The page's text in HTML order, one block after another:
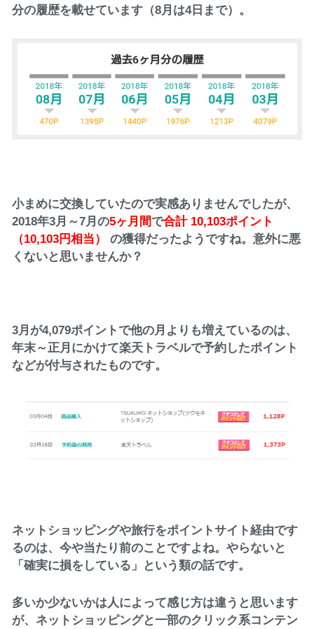
分の履歴を載せています（8月は4日まで）。
小まめに交換していたので実感ありませんでしたが、
2018年3月～7月の5ヶ月間で合計 10,103ポイント
（10,103円相当）
の獲得だったようですね。意外に悪
くないと思いませんか？
3月が4,079ポイントで他の月よりも増えているのは、
年末～正月にかけて楽天トラベルで予約したポイント
などが付与されたものです。
ネットショッピングや旅行をポイントサイト経由です
るのは、今や当たり前のことですよね。やらないと
「確実に損をしている」という類の話です。
多いか少ないかは人によって感じ方は違うと思います
が、ネットショッピングと一部のクリック系コンテン